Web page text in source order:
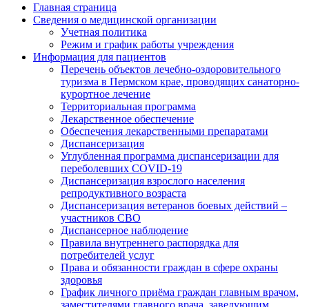
Главная страница
Сведения о медицинской организации
Учетная политика
Режим и график работы учреждения
Информация для пациентов
Перечень объектов лечебно-оздоровительного
туризма в Пермском крае, проводящих санаторно-
курортное лечение
Территориальная программа
Лекарственное обеспечение
Обеспечения лекарственными препаратами
Диспансеризация
Углубленная программа диспансеризации для
переболевших COVID-19
Диспансеризация взрослого населения
репродуктивного возраста
Диспансеризация ветеранов боевых действий –
участников СВО
Диспансерное наблюдение
Правила внутреннего распорядка для
потребителей услуг
Права и обязанности граждан в сфере охраны
здоровья
График личного приёма граждан главным врачом,
заместителями главного врача, заведующим